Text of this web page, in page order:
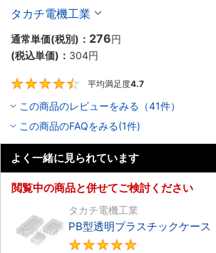
タカチ電機工業
通常単価(税別)： 276円
(税込単価)： 304円
平均満足度4.7
この商品のレビューをみる（41件）
この商品のFAQをみる(1件)
よく一緒に見られています
閲覧中の商品と併せてご検討ください
タカチ電機工業
PB型透明プラスチックケース